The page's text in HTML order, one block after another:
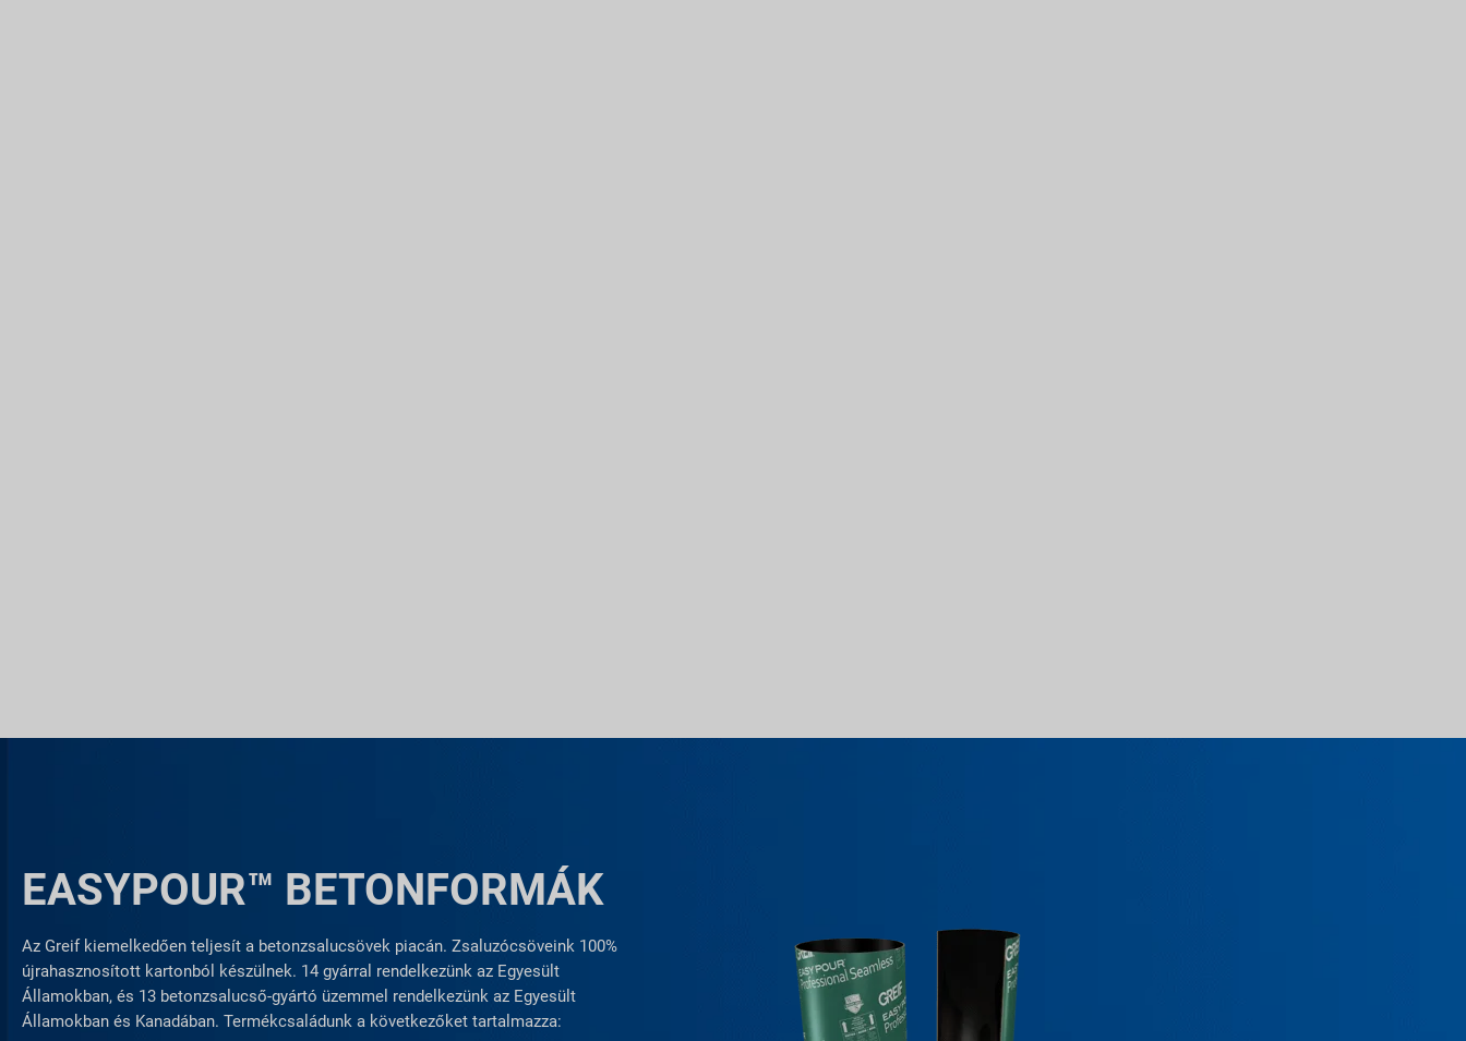
EASYPOUR™ BETONFORMÁK
Az Greif kiemelkedően teljesít a betonzsalucsövek piacán. Zsaluzócsöveink 100%
újrahasznosított kartonból készülnek. 14 gyárral rendelkezünk az Egyesült
Államokban, és 13 betonzsalucső-gyártó üzemmel rendelkezünk az Egyesült
Államokban és Kanadában. Termékcsaládunk a következőket tartalmazza: